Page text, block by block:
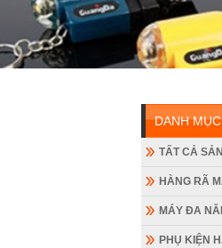
DANH
TẤT CẢ
HÀNG RÃ
MÁY ĐA
PHỤ KIỆN